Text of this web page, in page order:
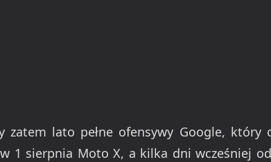
zatem lato pełne ofensywy Google, który
1 sierpnia Moto X, a kilka dni wcześniej